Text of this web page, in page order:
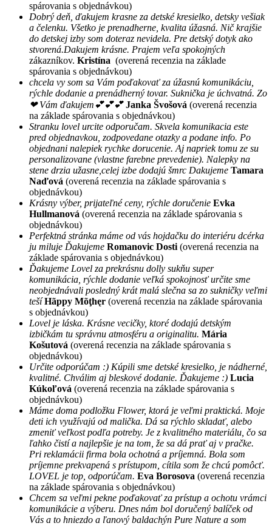
spárovania s objednávkou)
Dobrý deň, ďakujem krasne za detské kresielko, detsky vešiak
a čelenku. Všetko je prenadherne, kvalita úžasná. Nič krajšie
do detskej izby som doteraz nevidela. Pre detský dotyk ako
stvorená.Dakujem krásne. Prajem veľa spokojných
zákazníkov. Kristína (overená recenzia na základe
spárovania s objednávkou)
chcela vy som sa Vám poďakovať za úžasnú komunikáciu,
rýchle dodanie a prenádherný tovar. Suknička je úchvatná. Zo
❤ Vám ďakujem💕💕💕 Janka Švošová (overená recenzia
na základe spárovania s objednávkou)
Stranku lovel urcite odporučam. Skvela komunikacia este
pred objednavkou, zodpovedane otazky a podane info. Po
objednani nalepiek rychke dorucenie. Aj napriek tomu ze su
personalizovane (vlastne farebne prevedenie). Nalepky na
stene drzia užasne,celej izbe dodajú šmrc Dakujeme Tamara
Naďová (overená recenzia na základe spárovania s
objednávkou)
Krásny výber, prijateľné ceny, rýchle doručenie Evka
Hullmanová (overená recenzia na základe spárovania s
objednávkou)
Perfektná stránka máme od vás hojdačku do interiéru dcérka
ju miluje Ďakujeme Romanovic Dosti (overená recenzia na
základe spárovania s objednávkou)
Ďakujeme Lovel za prekrásnu dolly sukňu super
komunikácia, rýchle dodanie veľká spokojnosť určite sme
neobjednávali posledný krát malá slečna sa zo sukničky veľmi
tešíHãppy Mõţhęr (overená recenzia na základe spárovania
s objednávkou)
Lovel je láska. Krásne vecičky, ktoré dodajú detským
izbičkám tu správnu atmosféru a originalitu. Mária
Košutová (overená recenzia na základe spárovania s
objednávkou)
Určite odporúčam :) Kúpili sme detské kresielko, je nádherné,
kvalitné. Chválim aj bleskové dodanie. Ďakujeme :) Lucia
Kúkoľová (overená recenzia na základe spárovania s
objednávkou)
Máme doma podložku Flower, ktorá je veľmi praktická. Moje
deti ich využívajú od malička. Dá sa rýchlo skladať, alebo
zmeniť veľkost podľa potreby. Je z kvalitného materiálu, čo sa
ľahko čistí a najlepšie je na tom, že sa dá prať aj v pračke.
Pri reklamácii firma bola ochotná a príjemná. Bola som
príjemne prekvapená s prístupom, cítila som že chcú pomôcť.
LOVEL je top, odporúčam. Eva Borosova (overená recenzia
na základe spárovania s objednávkou)
Chcem sa veľmi pekne poďakovať za prístup a ochotu vrámci
komunikácie a výberu. Dnes nám bol doručený balíček od
Vás a to hniezdo a ľanový baldachýn Pure Nature a som